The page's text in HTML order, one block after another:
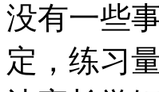
没有一些
定，练习